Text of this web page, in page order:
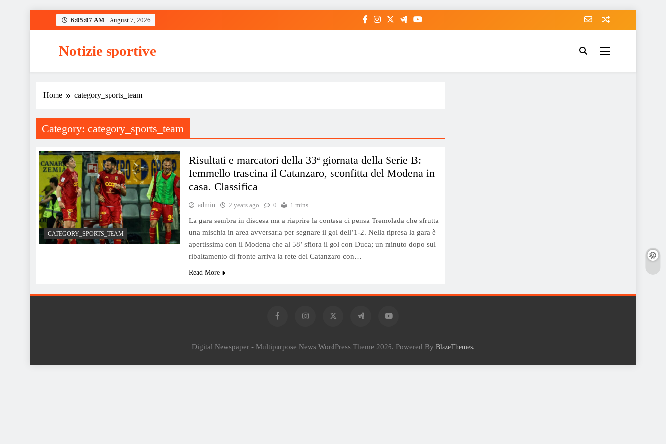
6:05:07 AM August 7, 2026
Notizie sportive
Home category_sports_team
Category: category_sports_team
CATEGORY_SPORTS_TEAM
Risultati e marcatori della 33ª giornata della Serie B:
Iemmello trascina il Catanzaro, sconfitta del Modena in
casa. Classifica
admin 2 years ago 0 1 mins
La gara sembra in discesa ma a riaprire la contesa ci pensa Tremolada che sfrutta
una mischia in area avversaria per segnare il gol dell’1-2. Nella ripresa la gara è
apertissima con il Modena che al 58’ sfiora il gol con Duca; un minuto dopo sul
ribaltamento di fronte arriva la rete del Catanzaro con…
Read More
Digital Newspaper - Multipurpose News WordPress Theme 2026. Powered By BlazeThemes.